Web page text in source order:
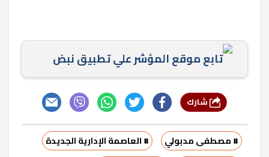
تابع موقع المؤشر علي تطبيق نبض
# مصطفى مدبولي
# العاصمة الإدارية الجديدة